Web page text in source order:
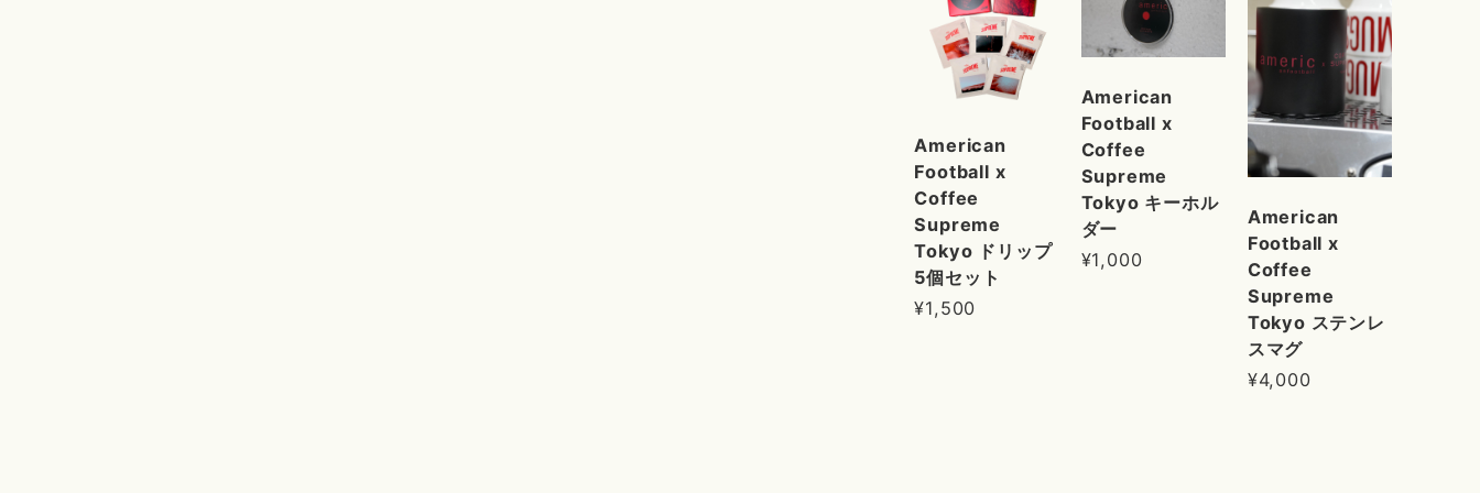
American
Football x
Coffee
Supreme
Tokyo ドリップ
5個セット
¥1,500
American
Football x
Coffee
Supreme
Tokyo キーホル
ダー
¥1,000
American
Football x
Coffee
Supreme
Tokyo ステンレ
スマグ
¥4,000